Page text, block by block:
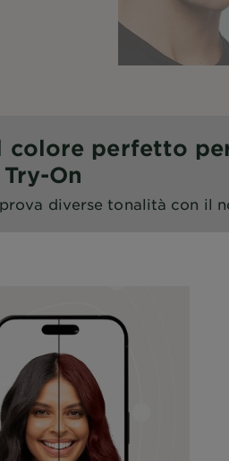
colore perfetto
On
diverse tonalità con il